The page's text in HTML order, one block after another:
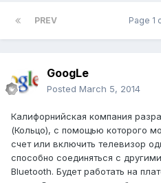
PREV Page 1
GoogLe
Posted March 5, 2014
Калифорнийская компания
(Кольцо), с помощью которого
счет или включить телевизор
способно соединяться с
Bluetooth. Будет работать на